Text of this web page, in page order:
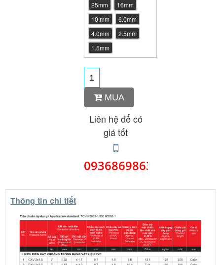
25mm
16mm
10.mm
6.0mm
4.0mm
2.5mm
1.5mm
MUA
Liên hệ để có
giá tốt
0936869863
ngầm 2
(Trần phú)
Cáp
đồng 2
ruột bọc
Thông tin chi tiết